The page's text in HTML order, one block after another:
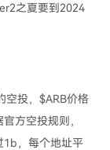
之夏要到2024
空投，$ARB价格
方空投规则，
1b，每个地址平